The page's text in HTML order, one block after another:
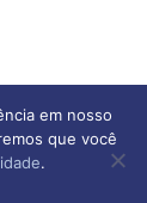
reservados
em nosso
que você
.